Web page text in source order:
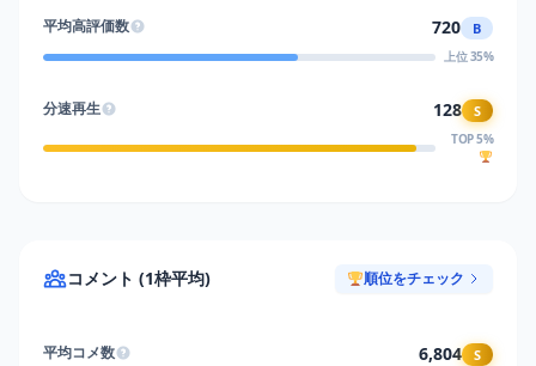
平均高評価数 720 B
上位 35%
分速再生 128 S
TOP 5%
コメント (1枠平均) 順位をチェック
平均コメ数 6,804 S